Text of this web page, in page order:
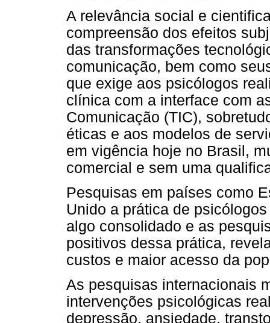
A relevância social e
compreensão dos efeitos
das transformações
comunicação, bem como
que exige aos psicólogos
clínica com a interface com
Comunicação (TIC),
éticas e aos modelos de
em vigência hoje no Brasil,
comercial e sem uma
Pesquisas em países como
Unido a prática de
algo consolidado e as
positivos dessa prática,
custos e maior acesso da
As pesquisas internacionais
intervenções psicológicas
depressão, ansiedade,